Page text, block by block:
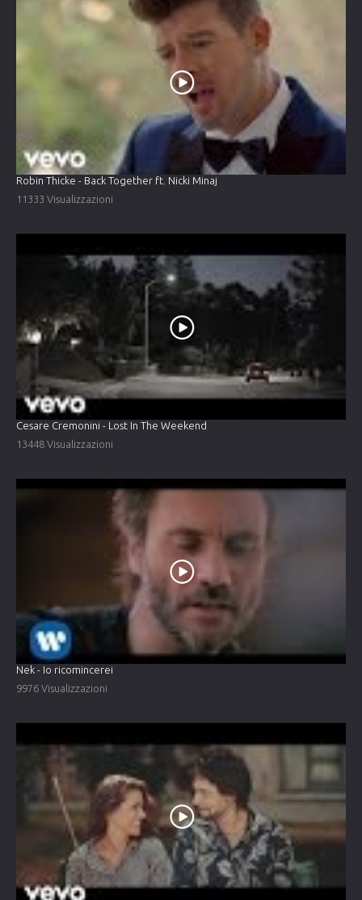
Robin Thicke - Back Together ft. Nicki Minaj
11333 Visualizzazioni
Cesare Cremonini - Lost In The Weekend
13448 Visualizzazioni
Nek - Io ricomincerei
9976 Visualizzazioni